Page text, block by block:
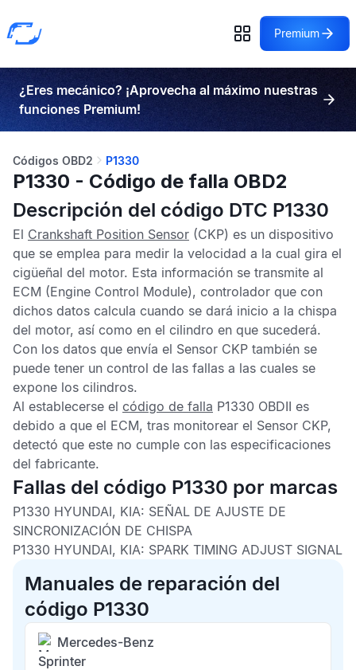
Premium
¿Eres mecánico? ¡Aprovecha al máximo nuestras
funciones Premium!
Códigos OBD2 P1330
P1330 - Código de falla OBD2
Descripción del código DTC P1330
El Crankshaft Position Sensor (CKP) es un dispositivo
que se emplea para medir la velocidad a la cual gira el
cigüeñal del motor. Esta información se transmite al
ECM (Engine Control Module), controlador que con
dichos datos calcula cuando se dará inicio a la chispa
del motor, así como en el cilindro en que sucederá.
Con los datos que envía el Sensor CKP también se
puede tener un control de las fallas a las cuales se
expone los cilindros.
Al establecerse el código de falla P1330 OBDII es
debido a que el ECM, tras monitorear el Sensor CKP,
detectó que este no cumple con las especificaciones
del fabricante.
Fallas del código P1330 por marcas
P1330 HYUNDAI, KIA: SEÑAL DE AJUSTE DE
SINCRONIZACIÓN DE CHISPA
P1330 HYUNDAI, KIA: SPARK TIMING ADJUST SIGNAL
Manuales de reparación del
código P1330
Mercedes-Benz
Sprinter